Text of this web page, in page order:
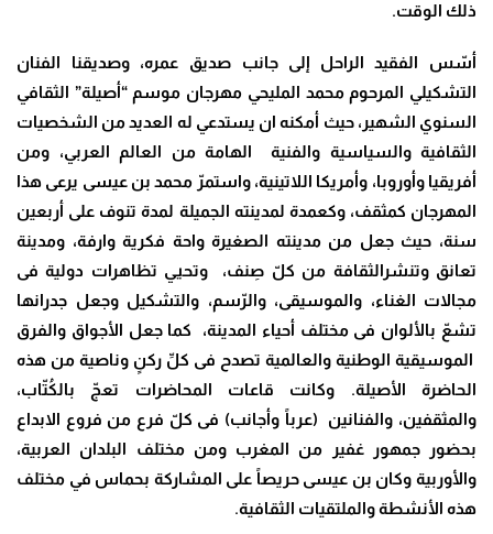
ذلك الوقت.
أسّس الفقيد الراحل إلى جانب صديق عمره، وصديقنا الفنان
التشكيلي المرحوم محمد المليحي مهرجان موسم “أصيلة” الثقافي
السنوي الشهير، حيث أمكنه ان يستدعي له العديد من الشخصيات
الثقافية والسياسية والفنية الهامة من العالم العربي، ومن
أفريقيا وأوروبا، وأمريكا اللاتينية، واستمرّ محمد بن عيسى يرعى هذا
المهرجان كمثقف، وكعمدة لمدينته الجميلة لمدة تنوف على أربعين
سنة، حيث جعل من مدينته الصغيرة واحة فكرية وارفة، ومدينة
تعانق وتنشرالثقافة من كلّ صِنف، وتحيي تظاهرات دولية فى
مجالات الغناء، والموسيقى، والرّسم، والتشكيل وجعل جدرانها
تشعّ بالألوان فى مختلف أحياء المدينة، كما جعل الأجواق والفرق
الموسيقية الوطنية والعالمية تصدح فى كلِّ ركنٍ وناصية من هذه
الحاضرة الأصيلة. وكانت قاعات المحاضرات تعجّ بالكُتّاب،
والمثقفين، والفنانين (عرباً وأجانب) فى كلّ فرع من فروع الابداع
بحضور جمهور غفير من المغرب ومن مختلف البلدان العربية،
والأوربية وكان بن عيسى حريصاً على المشاركة بحماس في مختلف
هذه الأنشطة والملتقيات الثقافية.